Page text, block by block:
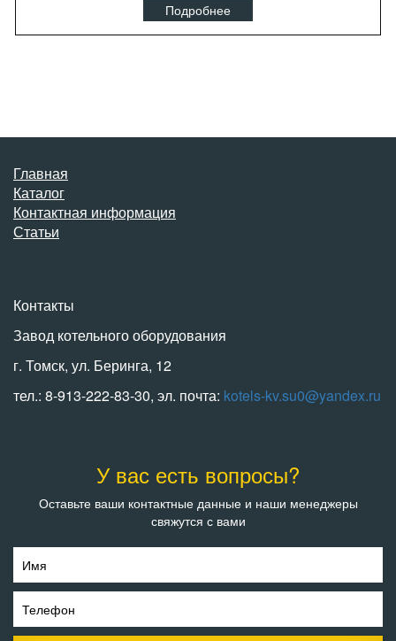
Подробнее
Главная
Каталог
Контактная информация
Статьи
Контакты
Завод котельного оборудования
г. Томск, ул. Беринга, 12
тел.: 8-913-222-83-30, эл. почта: kotels-kv.su0@yandex.ru
У вас есть вопросы?
Оставьте ваши контактные данные и наши менеджеры
свяжутся с вами
Имя
Телефон